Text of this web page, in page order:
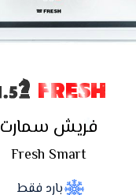
FRESH
فريش سمارت
Fresh Smart
بارد فقط